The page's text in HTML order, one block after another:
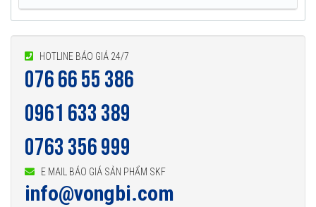
HOTLINE BÁO GIÁ 24/7
076 66 55 386
0961 633 389
0763 356 999
E MAIL BÁO GIÁ SẢN PHẨM SKF
info@vongbi.com